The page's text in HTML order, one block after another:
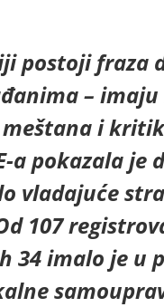
postoji fraza
–
i
a pokazala
vladajuće
107
34 imalo je u